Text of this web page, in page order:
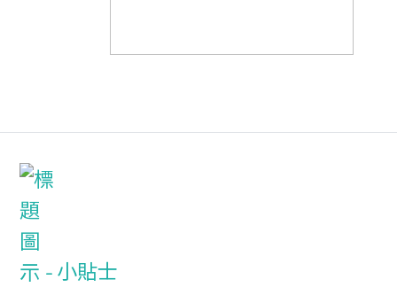
小貼士